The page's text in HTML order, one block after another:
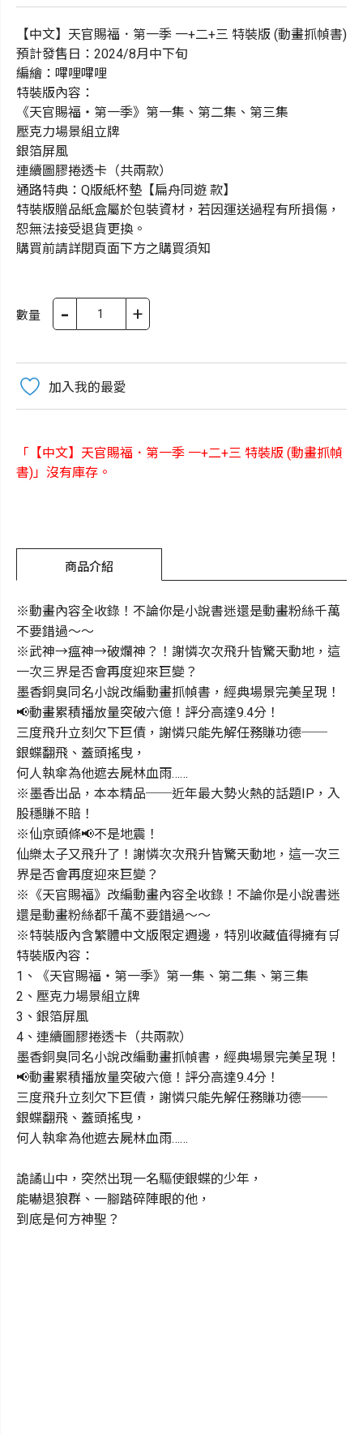
【中文】天官賜福．第一季 一+二+三 特裝版 (動畫抓幀書)
預計發售日：2024/8月中下旬
編繪：嗶哩嗶哩
特裝版內容：
《天官賜福‧第一季》第一集、第二集、第三集
壓克力場景組立牌
銀箔屏風
連續圖膠捲透卡（共兩款）
通路特典：Q版紙杯墊【扁舟同遊 款】
特裝版贈品紙盒屬於包裝資材，若因運送過程有所損傷，
恕無法接受退貨更換。
購買前請詳閱頁面下方之購買須知
數量 - +
加入我的最愛
「【中文】天官賜福．第一季 一+二+三 特裝版 (動畫抓幀
書)」沒有庫存。
商品介紹
※動畫內容全收錄！不論你是小說書迷還是動畫粉絲千萬
不要錯過～～
※武神→瘟神→破爛神？！謝憐次次飛升皆驚天動地，這
一次三界是否會再度迎來巨變？
墨香銅臭同名小說改編動畫抓幀書，經典場景完美呈現！
📢動畫累積播放量突破六億！評分高達9.4分！
三度飛升立刻欠下巨債，謝憐只能先解任務賺功德──
銀蝶翻飛、蓋頭搖曳，
何人執傘為他遮去屍林血雨……
※墨香出品，本本精品──近年最大勢火熱的話題IP，入
股穩賺不賠！
※仙京頭條📢不是地震！
仙樂太子又飛升了！謝憐次次飛升皆驚天動地，這一次三
界是否會再度迎來巨變？
※《天官賜福》改編動畫內容全收錄！不論你是小說書迷
還是動畫粉絲都千萬不要錯過～～
※特裝版內含繁體中文版限定週邊，特別收藏值得擁有🛒
特裝版內容：
1、《天官賜福‧第一季》第一集、第二集、第三集
2、壓克力場景組立牌
3、銀箔屏風
4、連續圖膠捲透卡（共兩款）
墨香銅臭同名小說改編動畫抓幀書，經典場景完美呈現！
📢動畫累積播放量突破六億！評分高達9.4分！
三度飛升立刻欠下巨債，謝憐只能先解任務賺功德──
銀蝶翻飛、蓋頭搖曳，
何人執傘為他遮去屍林血雨……
詭譎山中，突然出現一名驅使銀蝶的少年，
能嚇退狼群、一腳踏碎陣眼的他，
到底是何方神聖？